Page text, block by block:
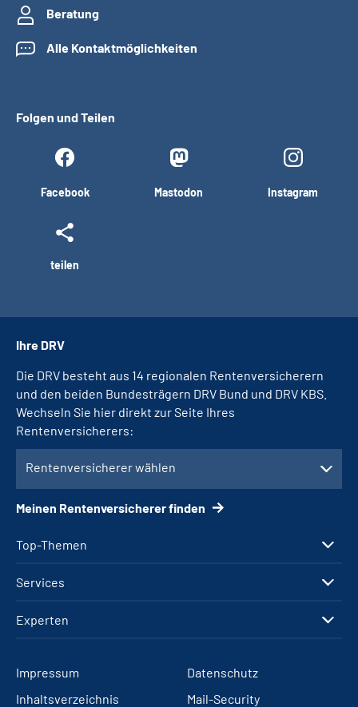
Beratung
Alle Kontaktmöglichkeiten
Folgen und Teilen
Facebook Mastodon Instagram
teilen
Top-Themen
Services
Experten
Ihre DRV
Die DRV besteht aus 14 regionalen Rentenversicherern
und den beiden Bundesträgern DRV Bund und DRV KBS.
Wechseln Sie hier direkt zur Seite Ihres
Rentenversicherers:
Rentenversicherer wählen
Meinen Rentenversicherer finden
Impressum
Datenschutz
Inhaltsverzeichnis
Mail-Security